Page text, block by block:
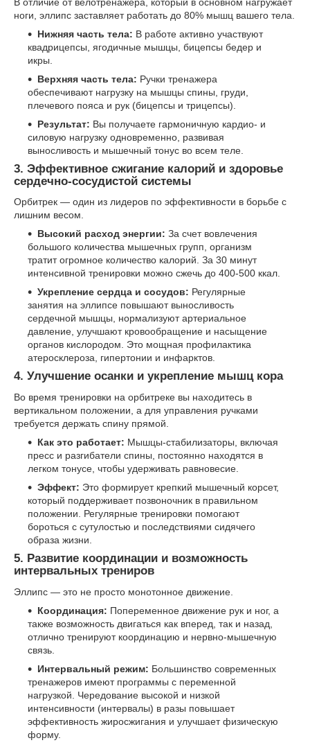
ноги, эллипс заставляет работать до 80% мышц вашего тела.
Нижняя часть тела: В работе активно участвуют
квадрицепсы, ягодичные мышцы, бицепсы бедер и
икры.
Верхняя часть тела: Ручки тренажера
обеспечивают нагрузку на мышцы спины, груди,
плечевого пояса и рук (бицепсы и трицепсы).
Результат: Вы получаете гармоничную кардио- и
силовую нагрузку одновременно, развивая
выносливость и мышечный тонус во всем теле.
3. Эффективное сжигание калорий и здоровье
сердечно-сосудистой системы
Орбитрек — один из лидеров по эффективности в борьбе с
лишним весом.
Высокий расход энергии: За счет вовлечения
большого количества мышечных групп, организм
тратит огромное количество калорий. За 30 минут
интенсивной тренировки можно сжечь до 400-500 ккал.
Укрепление сердца и сосудов: Регулярные
занятия на эллипсе повышают выносливость
сердечной мышцы, нормализуют артериальное
давление, улучшают кровообращение и насыщение
органов кислородом. Это мощная профилактика
атеросклероза, гипертонии и инфарктов.
4. Улучшение осанки и укрепление мышц кора
Во время тренировки на орбитреке вы находитесь в
вертикальном положении, а для управления ручками
требуется держать спину прямой.
Как это работает: Мышцы-стабилизаторы, включая
пресс и разгибатели спины, постоянно находятся в
легком тонусе, чтобы удерживать равновесие.
Эффект: Это формирует крепкий мышечный корсет,
который поддерживает позвоночник в правильном
положении. Регулярные тренировки помогают
бороться с сутулостью и последствиями сидячего
образа жизни.
5. Развитие координации и возможность
интервальных трениров
Эллипс — это не просто монотонное движение.
Координация: Попеременное движение рук и ног, а
также возможность двигаться как вперед, так и назад,
отлично тренируют координацию и нервно-мышечную
связь.
Интервальный режим: Большинство современных
тренажеров имеют программы с переменной
нагрузкой. Чередование высокой и низкой
интенсивности (интервалы) в разы повышает
эффективность жиросжигания и улучшает физическую
форму.